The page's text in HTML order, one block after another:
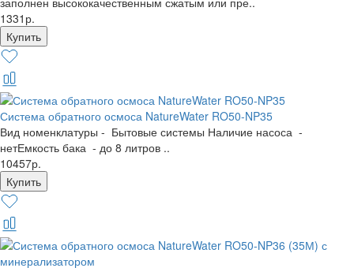
1331р.
Система обратного осмоса NatureWater RO50-NP35
Вид номенклатуры - Бытовые системы Наличие насоса -
нетЕмкость бака - до 8 литров ..
10457р.